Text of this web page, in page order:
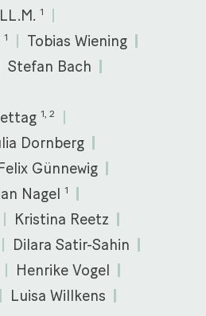
1
1
Tobias Wiening
Stefan Bach
1, 2
Dornberg
Günnewig
Nagel 1
Kristina Reetz
Dilara Satir-Sahin
Henrike Vogel
Luisa Willkens